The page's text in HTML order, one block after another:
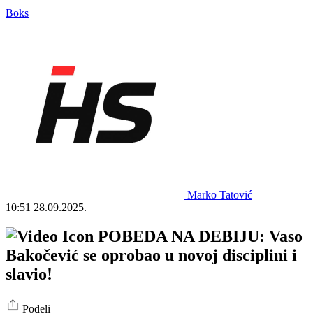
Boks
Marko Tatović
10:51 28.09.2025.
POBEDA NA DEBIJU: Vaso
Bakočević se oprobao u novoj disciplini i
slavio!
Podeli